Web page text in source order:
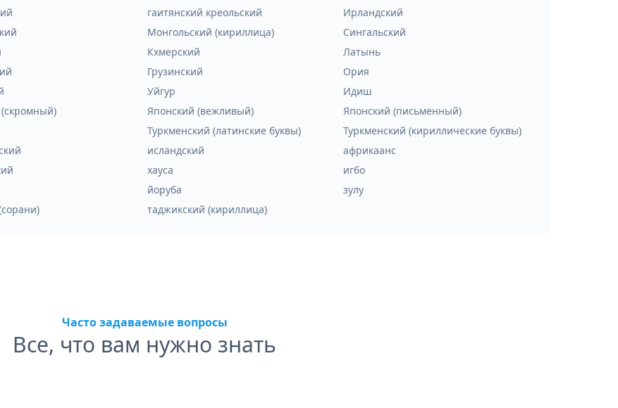
гаитянский креольский
Ирландский
Монгольский (кириллица)
Сингальский
Кхмерский
Латынь
Грузинский
Ория
Уйгур
Идиш
Японский (вежливый)
Японский (письменный)
Туркменский (латинские буквы)
Туркменский (кириллические буквы)
исландский
африкаанс
хауса
игбо
йоруба
зулу
таджикский (кириллица)
Часто задаваемые вопросы
Все, что вам нужно знать